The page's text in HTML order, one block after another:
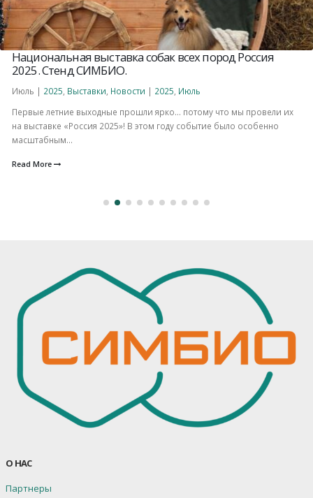
Национальная выставка собак всех пород Россия
2025. Стенд СИМБИО.
Июль | 2025 Выставки Новости | 2025 Июль
Первые летние выходные прошли ярко… потому что мы провели их
на выставке «Россия 2025»! В этом году событие было особенно
масштабным...
Read More
О НАС
Партнеры